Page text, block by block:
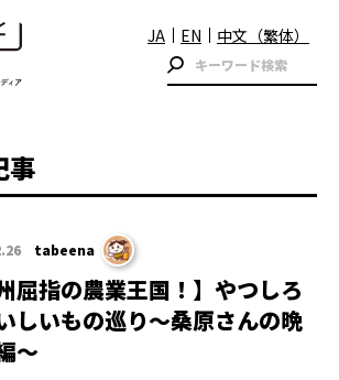
JA EN 中文（繁体）
事
tabeena
州屈指の農業王国！】やつしろ
しいもの巡り〜桑原さんの晩
〜